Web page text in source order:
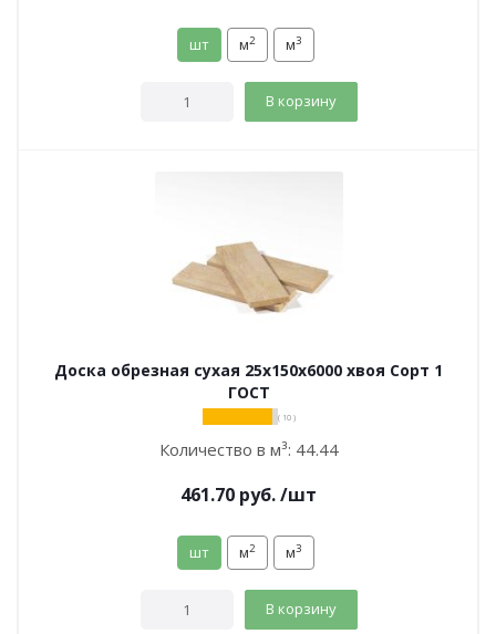
шт м2 м3
В корзину
Доска обрезная сухая 25х150х6000 хвоя Сорт 1
ГОСТ
( 10 )
Количество в м³: 44.44
461.70 руб./шт
шт м2 м3
В корзину